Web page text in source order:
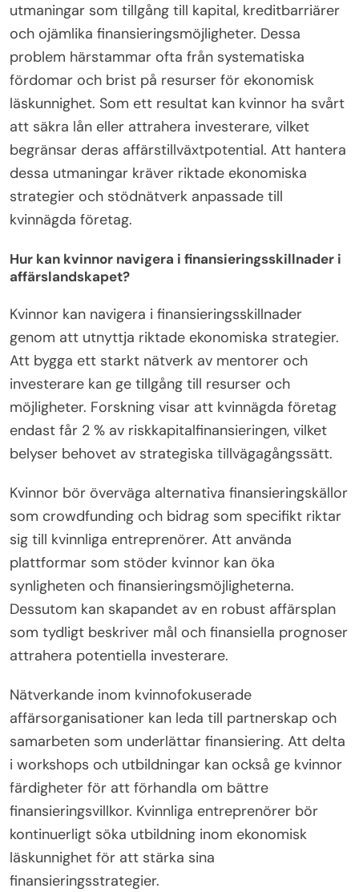
utmaningar som tillgång till kapital, kreditbarriärer
och ojämlika finansieringsmöjligheter. Dessa
problem härstammar ofta från systematiska
fördomar och brist på resurser för ekonomisk
läskunnighet. Som ett resultat kan kvinnor ha svårt
att säkra lån eller attrahera investerare, vilket
begränsar deras affärstillväxtpotential. Att hantera
dessa utmaningar kräver riktade ekonomiska
strategier och stödnätverk anpassade till
kvinnägda företag.
Hur kan kvinnor navigera i finansieringsskillnader i
affärslandskapet?
Kvinnor kan navigera i finansieringsskillnader
genom att utnyttja riktade ekonomiska strategier.
Att bygga ett starkt nätverk av mentorer och
investerare kan ge tillgång till resurser och
möjligheter. Forskning visar att kvinnägda företag
endast får 2 % av riskkapitalfinansieringen, vilket
belyser behovet av strategiska tillvägagångssätt.
Kvinnor bör överväga alternativa finansieringskällor
som crowdfunding och bidrag som specifikt riktar
sig till kvinnliga entreprenörer. Att använda
plattformar som stöder kvinnor kan öka
synligheten och finansieringsmöjligheterna.
Dessutom kan skapandet av en robust affärsplan
som tydligt beskriver mål och finansiella prognoser
attrahera potentiella investerare.
Nätverkande inom kvinnofokuserade
affärsorganisationer kan leda till partnerskap och
samarbeten som underlättar finansiering. Att delta
i workshops och utbildningar kan också ge kvinnor
färdigheter för att förhandla om bättre
finansieringsvillkor. Kvinnliga entreprenörer bör
kontinuerligt söka utbildning inom ekonomisk
läskunnighet för att stärka sina
finansieringsstrategier.